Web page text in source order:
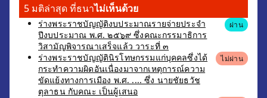
5 มติล่าสุด ที่ธนาไม่เห็นด้วย
ร่างพระราชบัญญัติงบประมาณรายจ่ายประจำ
ปีงบประมาณ พ.ศ. ๒๕๖๙ ซึ่งคณะกรรมาธิการ
วิสามัญพิจารณาเสร็จแล้ว วาระที่ ๓
ผ่าน
ร่างพระราชบัญญัตินิรโทษกรรมแก่บุคคลซึ่งได้
กระทำความผิดอันเนื่องมาจากเหตุการณ์ความ
ขัดแย้งทางการเมือง พ.ศ. .... ซึ่ง นายชัยธวัช
ตุลาธน กับคณะ เป็นผู้เสนอ
ไม่ผ่าน